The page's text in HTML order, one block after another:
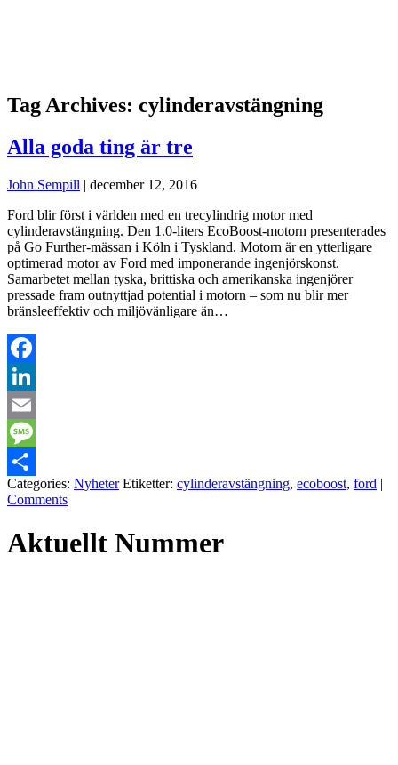
Tag Archives: cylinderavstängning
Alla goda ting är tre
John Sempill | december 12, 2016
Ford blir först i världen med en trecylindrig motor med
cylinderavstängning. Den 1.0-liters EcoBoost-motorn presenterades
på Go Further-mässan i Köln i Tyskland. Motorn är en ytterligare
optimerad motor av Ford med imponerande ingenjörskonst.
Samarbetet mellan tyska, brittiska och amerikanska ingenjörer
pressade fram outnyttjad potential i motorn – som nu blir mer
bränsleeffektiv och miljövänligare än…
Facebook
LinkedIn
Email
Message
Dela
Categories: Nyheter Etiketter: cylinderavstängning, ecoboost, ford |
Comments
Aktuellt Nummer